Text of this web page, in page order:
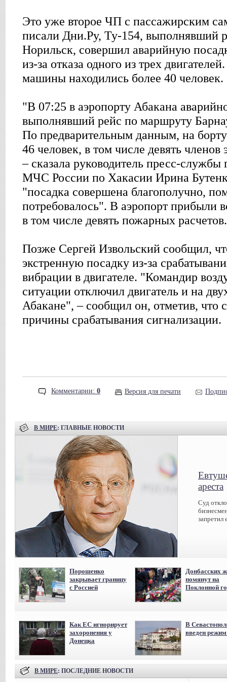
Это уже второе ЧП с пассажирским
писали Дни.Ру, Ту-154, выполнявший
Норильск, совершил аварийную
из-за отказа одного из трех
машины находились более 40 человек.
"В 07:25 в аэропорту Абакана
выполнявший рейс по маршруту
По предварительным данным, на
46 человек, в том числе девять
– сказала руководитель пресс-службы
МЧС России по Хакасии Ирина
"посадка совершена благополучно,
потребовалось". В аэропорт прибыли
в том числе девять пожарных расчетов.
Позже Сергей Извольский сообщил,
экстренную посадку из-за
вибрации в двигателе. "Командир
ситуации отключил двигатель и на
Абакане", – сообщил он, отметив, что
причины срабатывания сигнализации.
Комментарии: 0 Версия для печати
В МИРЕ: ГЛАВНЫЕ НОВОСТИ
ареста
Суд
запретил
Порошенко
закрывает границу
с Россией
Донбасских
помянут на
Поклонной
Как ЕС игнорирует
захоронения у
Донецка
В
введен
В МИРЕ: ПОСЛЕДНИЕ НОВОСТИ